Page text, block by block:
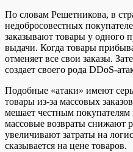
По словам Решетникова, в
недобросовестных
заказывают товары у одного
выдачи. Когда товары
отменяет все свои заказы.
создает своего рода DDoS-
Подобные «атаки» имеют
товары из-за массовых
мешает честным
массовые возвраты снижают
увеличивают затраты на
сказывается на цене товаров.